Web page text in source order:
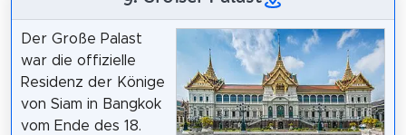
Der Große Palast
war die offizielle
Residenz der Könige
von Siam in Bangkok
vom Ende des 18.